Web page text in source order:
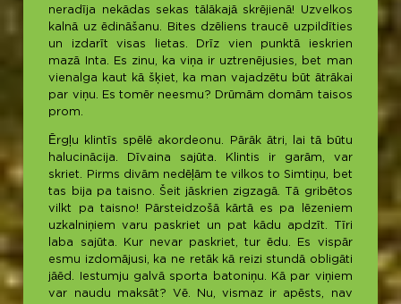
neradīja nekādas sekas tālākajā skrējienā! Uzvelkos
kalnā uz ēdināšanu. Bites dzēliens traucē uzpildīties
un izdarīt visas lietas. Drīz vien punktā ieskrien
mazā Inta. Es zinu, ka viņa ir uztrenējusies, bet man
vienalga kaut kā šķiet, ka man vajadzētu būt ātrākai
par viņu. Es tomēr neesmu? Drūmām domām taisos
prom.
Ērgļu klintīs spēlē akordeonu. Pārāk ātri, lai tā būtu
halucinācija. Dīvaina sajūta. Klintis ir garām, var
skriet. Pirms divām nedēļām te vilkos to Simtiņu, bet
tas bija pa taisno. Šeit jāskrien zigzagā. Tā gribētos
vilkt pa taisno! Pārsteidzošā kārtā es pa lēzeniem
uzkalniņiem varu paskriet un pat kādu apdzīt. Tīri
laba sajūta. Kur nevar paskriet, tur ēdu. Es vispār
esmu izdomājusi, ka ne retāk kā reizi stundā obligāti
jāēd. Iestumju galvā sporta batoniņu. Kā par viņiem
var naudu maksāt? Vē. Nu, vismaz ir apēsts, nav